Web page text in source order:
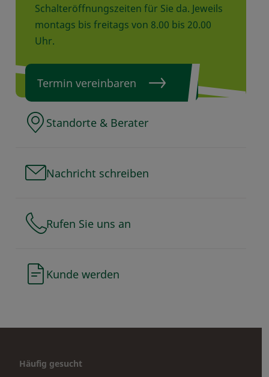
Schalteröffnungszeiten für Sie da. Jeweils
montags bis freitags von 8.00 bis 20.00
Uhr.
Termin vereinbaren
Standorte & Berater
Nachricht schreiben
Rufen Sie uns an
Kunde werden
Häufig gesucht